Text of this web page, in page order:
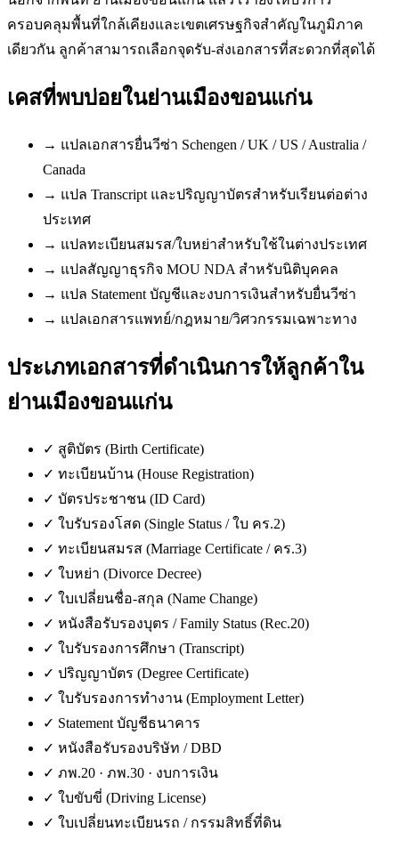
ครอบคลุมพื้นที่ใกล้เคียงและเขตเศรษฐกิจสำคัญในภูมิภาค
เดียวกัน ลูกค้าสามารถเลือกจุดรับ-ส่งเอกสารที่สะดวกที่สุดได้
เคสที่พบบ่อยในย่านเมืองขอนแก่น
→ แปลเอกสารยื่นวีซ่า Schengen / UK / US / Australia /
Canada
→ แปล Transcript และปริญญาบัตรสำหรับเรียนต่อต่าง
ประเทศ
→ แปลทะเบียนสมรส/ใบหย่าสำหรับใช้ในต่างประเทศ
→ แปลสัญญาธุรกิจ MOU NDA สำหรับนิติบุคคล
→ แปล Statement บัญชีและงบการเงินสำหรับยื่นวีซ่า
→ แปลเอกสารแพทย์/กฎหมาย/วิศวกรรมเฉพาะทาง
ประเภทเอกสารที่ดำเนินการให้ลูกค้าใน
ย่านเมืองขอนแก่น
✓ สูติบัตร (Birth Certificate)
✓ ทะเบียนบ้าน (House Registration)
✓ บัตรประชาชน (ID Card)
✓ ใบรับรองโสด (Single Status / ใบ คร.2)
✓ ทะเบียนสมรส (Marriage Certificate / คร.3)
✓ ใบหย่า (Divorce Decree)
✓ ใบเปลี่ยนชื่อ-สกุล (Name Change)
✓ หนังสือรับรองบุตร / Family Status (Rec.20)
✓ ใบรับรองการศึกษา (Transcript)
✓ ปริญญาบัตร (Degree Certificate)
✓ ใบรับรองการทำงาน (Employment Letter)
✓ Statement บัญชีธนาคาร
✓ หนังสือรับรองบริษัท / DBD
✓ ภพ.20 · ภพ.30 · งบการเงิน
✓ ใบขับขี่ (Driving License)
✓ ใบเปลี่ยนทะเบียนรถ / กรรมสิทธิ์ที่ดิน